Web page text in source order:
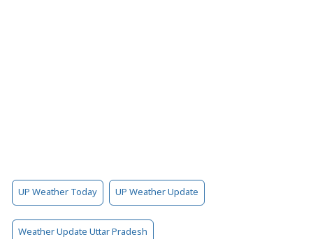
UP Weather Today UP Weather Update
Weather Update Uttar Pradesh